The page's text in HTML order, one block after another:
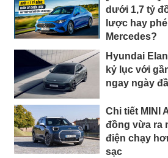
dưới 1,7 tỷ
lược hay
Mercedes?
Hyundai
kỷ lục với
ngay ngày
Chi tiết MINI
đồng vừa ra
điện chạy
sạc